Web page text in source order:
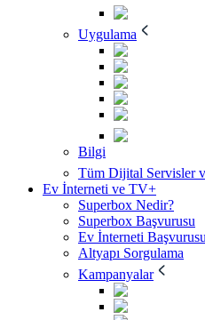
Uygulama
Bilgi
Tüm Dijital Servisler
Ev İnterneti ve TV+
Superbox Nedir?
Superbox Başvurusu
Ev İnterneti Başvurusu
Altyapı Sorgulama
Kampanyalar